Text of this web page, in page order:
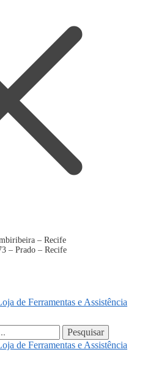
– Recife
– Prado – Recife
Pesquisar
Pesquisar